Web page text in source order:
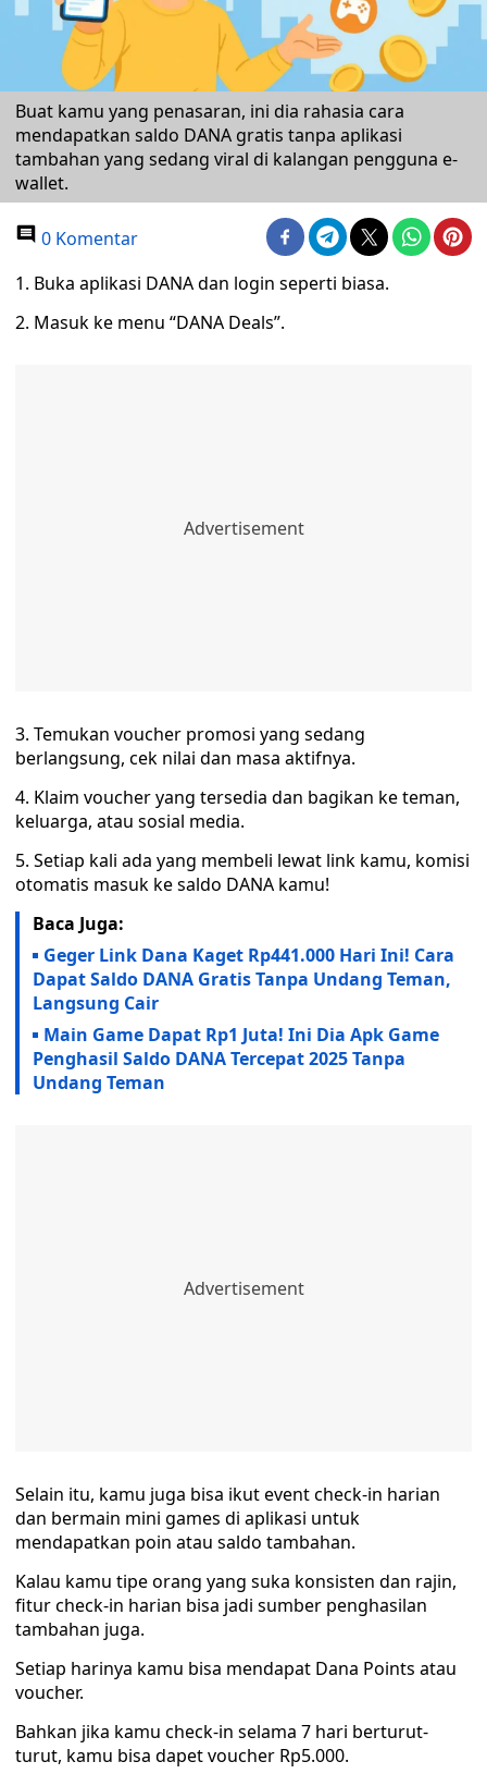
Buat kamu yang penasaran, ini dia rahasia cara
mendapatkan saldo DANA gratis tanpa aplikasi
tambahan yang sedang viral di kalangan pengguna e-
wallet.
0 Komentar
1. Buka aplikasi DANA dan login seperti biasa.
2. Masuk ke menu “DANA Deals”.
3. Temukan voucher promosi yang sedang
berlangsung, cek nilai dan masa aktifnya.
4. Klaim voucher yang tersedia dan bagikan ke teman,
keluarga, atau sosial media.
5. Setiap kali ada yang membeli lewat link kamu, komisi
otomatis masuk ke saldo DANA kamu!
Baca Juga:
Geger Link Dana Kaget Rp441.000 Hari Ini! Cara
Dapat Saldo DANA Gratis Tanpa Undang Teman,
Langsung Cair
Main Game Dapat Rp1 Juta! Ini Dia Apk Game
Penghasil Saldo DANA Tercepat 2025 Tanpa
Undang Teman
Selain itu, kamu juga bisa ikut event check-in harian
dan bermain mini games di aplikasi untuk
mendapatkan poin atau saldo tambahan.
Kalau kamu tipe orang yang suka konsisten dan rajin,
fitur check-in harian bisa jadi sumber penghasilan
tambahan juga.
Setiap harinya kamu bisa mendapat Dana Points atau
voucher.
Bahkan jika kamu check-in selama 7 hari berturut-
turut, kamu bisa dapet voucher Rp5.000.